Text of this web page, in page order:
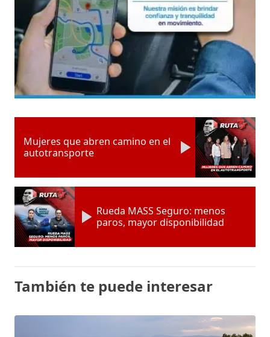
Mujeres que abren camino en el
autotransporte
Rueda MASS Seguro: menos
paros, mayor disponibilidad
También te puede interesar